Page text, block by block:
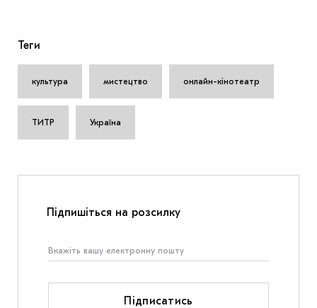
Теги
культура мистецтво онлайн-кінотеатр
ТИТР Україна
Підпишіться на розсилку
Підписатись